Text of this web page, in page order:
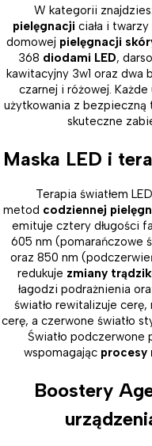
W kategorii
pielęgnacji ciała i
domowej pielęgnacji
368 diodami LED,
kawitacyjny 3w1 oraz
czarnej i różowej.
użytkowania z bezpieczną
skuteczne
Maska LED i
Terapia światłem
metod codziennej
emituje cztery długości
605 nm (pomarańczowe
oraz 850 nm
redukuje zmiany
łagodzi podrażnienia
światło rewitalizuje cerę,
cerę, a czerwone światło
Światło podczerwone
wspomagając procesy
Boostery